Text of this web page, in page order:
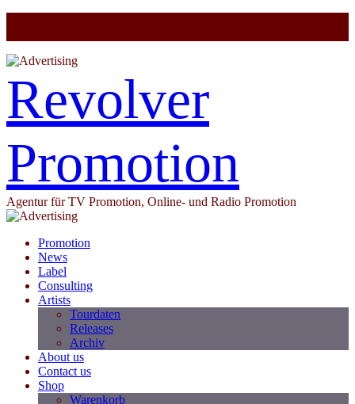
Revolver
Promotion
Agentur für TV Promotion, Online- und Radio Promotion
Promotion
News
Label
Consulting
Artists
Tourdaten
Releases
Archiv
About us
Contact us
Shop
Warenkorb